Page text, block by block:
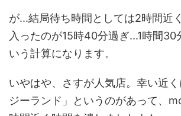
が...結局待ち時間としては2時間近
入ったのが15時40分過ぎ...1時間30
いう計算になります。
いやはや、さすが人気店。幸い近
ジーランド」というのがあって、